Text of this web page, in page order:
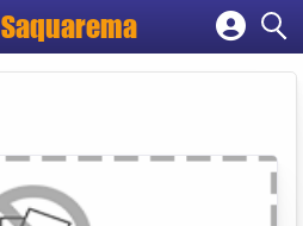
Saquarema
Cadastrar empresa